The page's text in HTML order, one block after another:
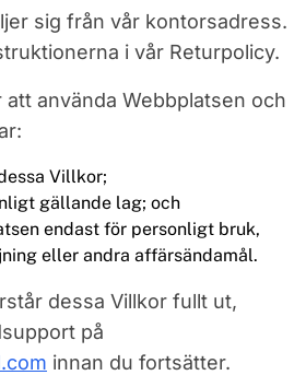
sig från vår kontorsadress.
i vår Returpolicy.
att använda Webbplatsen och
Villkor;
gällande lag; och
endast för personligt bruk,
eller andra affärsändamål.
dessa Villkor fullt ut,
på
innan du fortsätter.